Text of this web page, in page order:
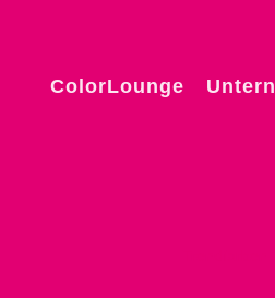
ColorLounge